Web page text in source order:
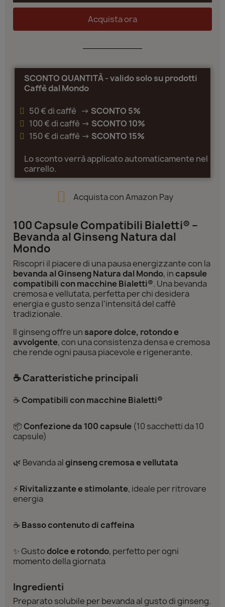
Acquista ora
SCONTO QUANTITÀ - valido solo su prodotti
Caffè dal Mondo
50 € di caffè -> SCONTO 5%
100 € di caffè -> SCONTO 10%
150 € di caffè -> SCONTO 15%
Lo sconto verrà applicato automaticamente nel
carrello.
Acquista con Amazon Pay
100 Capsule Compatibili Bialetti® –
Bevanda al Ginseng Natura dal
Mondo
Riscopri il piacere di una pausa energizzante con la
bevanda al Ginseng Natura dal Mondo, incapsule
compatibili con macchine Bialetti®. Una bevanda
cremosa e vellutata, perfetta per chi desidera
energia e gusto senza l’intensità del caffè
tradizionale.
Il ginseng offre un sapore dolce, rotondo e
avvolgente, con una consistenza densa e cremosa
che rende ogni pausa piacevole e rigenerante.
☕ Caratteristiche principali
☕Compatibili con macchine Bialetti®
📦Confezione da 100 capsule (10 sacchetti da 10
capsule)
🌿 Bevanda alginseng cremosa e vellutata
⚡ Rivitalizzante e stimolante, ideale per ritrovare
energia
☕ Basso contenuto di caffeina
✨ Gustodolce e rotondo, perfetto per ogni
momento della giornata
Ingredienti
Preparato solubile per bevanda al gusto di ginseng.